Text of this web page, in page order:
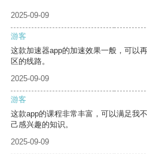
2025-09-09
游客
这款加速器app的加速效果一般，可以
区的线路。
2025-09-09
游客
这款app的课程非常丰富，可以满足我
己感兴趣的知识。
2025-09-09